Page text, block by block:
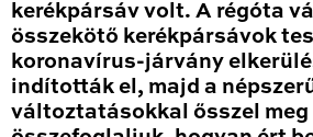
kerékpársáv volt. A régóta
összekötő kerékpársávok
koronavírus-járvány
indították el, majd a
változtatásokkal ősszel